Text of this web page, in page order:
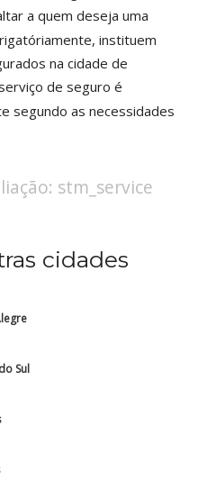
a quem deseja uma
instituem
na cidade de
de seguro é
segundo as necessidades
stm_service
cidades
Sul